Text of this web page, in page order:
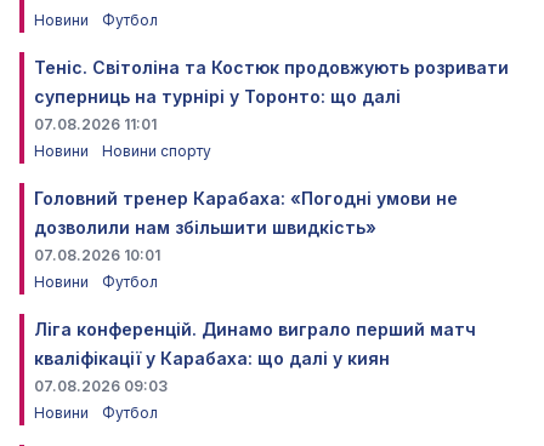
Новини
Футбол
Теніс. Світоліна та Костюк продовжують розривати
суперниць на турнірі у Торонто: що далі
07.08.2026 11:01
Новини
Новини спорту
Головний тренер Карабаха: «Погодні умови не
дозволили нам збільшити швидкість»
07.08.2026 10:01
Новини
Футбол
Ліга конференцій. Динамо виграло перший матч
кваліфікації у Карабаха: що далі у киян
07.08.2026 09:03
Новини
Футбол